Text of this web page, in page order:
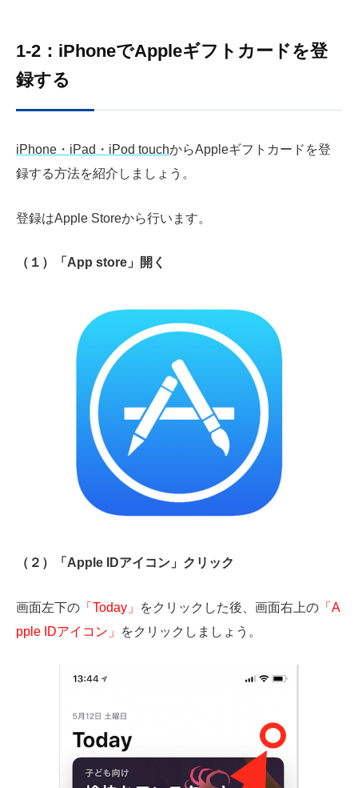
1-2：iPhoneでAppleギフトカードを登
録する
iPhone・iPad・iPod touchからAppleギフトカードを登
録する方法を紹介しましょう。
登録はApple Storeから行います。
（１）「App store」開く
（２）「Apple IDアイコン」クリック
画面左下の 「Today」 をクリックした後、画面右上の 「A
pple IDアイコン」
をクリックしましょう。